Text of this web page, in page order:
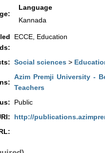
Language
Kannada
ECCE, Education
Social sciences >
Azim Premji University -
Teachers
Public
http://